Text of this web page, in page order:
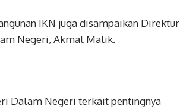
IKN juga disampaikan Direktur
Negeri, Akmal Malik.
Dalam Negeri terkait pentingnya